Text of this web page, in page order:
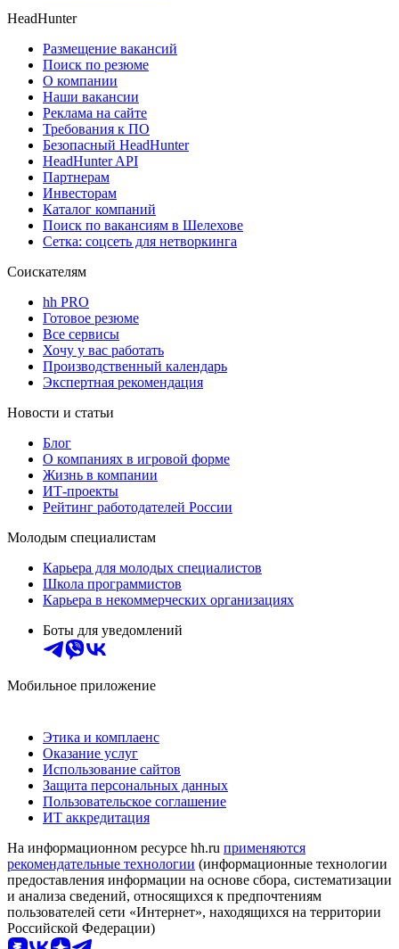
HeadHunter
Размещение вакансий
Поиск по резюме
О компании
Наши вакансии
Реклама на сайте
Требования к ПО
Безопасный HeadHunter
HeadHunter API
Партнерам
Инвесторам
Каталог компаний
Поиск по вакансиям в Шелехове
Сетка: соцсеть для нетворкинга
Соискателям
hh PRO
Готовое резюме
Все сервисы
Хочу у вас работать
Производственный календарь
Экспертная рекомендация
Новости и статьи
Блог
О компаниях в игровой форме
Жизнь в компании
ИТ-проекты
Рейтинг работодателей России
Молодым специалистам
Карьера для молодых специалистов
Школа программистов
Карьера в некоммерческих организациях
Боты для уведомлений
Мобильное приложение
Этика и комплаенс
Оказание услуг
Использование сайтов
Защита персональных данных
Пользовательское соглашение
ИТ аккредитация
На информационном ресурсе hh.ru применяются
рекомендательные технологии (информационные технологии
предоставления информации на основе сбора, систематизации
и анализа сведений, относящихся к предпочтениям
пользователей сети «Интернет», находящихся на территории
Российской Федерации)